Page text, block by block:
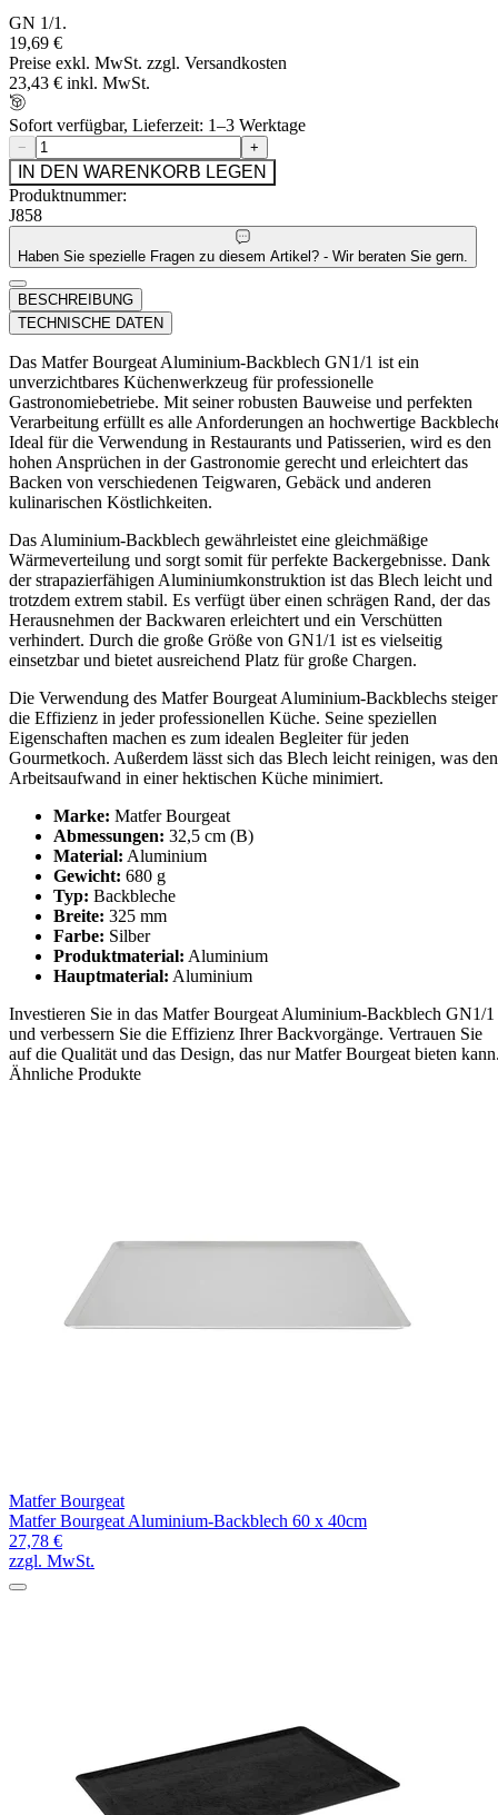
GN 1/1.
19,69 €
Preise exkl. MwSt. zzgl. Versandkosten
23,43 € inkl. MwSt.
Sofort verfügbar, Lieferzeit: 1–3 Werktage
− +
IN DEN WARENKORB LEGEN
Produktnummer:
J858
Haben Sie spezielle Fragen zu diesem Artikel? - Wir beraten Sie gern.
BESCHREIBUNG
TECHNISCHE DATEN
Das Matfer Bourgeat Aluminium-Backblech GN1/1 ist ein
unverzichtbares Küchenwerkzeug für professionelle
Gastronomiebetriebe. Mit seiner robusten Bauweise und perfekten
Verarbeitung erfüllt es alle Anforderungen an hochwertige
Ideal für die Verwendung in Restaurants und Patisserien, wird es den
hohen Ansprüchen in der Gastronomie gerecht und erleichtert das
Backen von verschiedenen Teigwaren, Gebäck und anderen
kulinarischen Köstlichkeiten.
Das Aluminium-Backblech gewährleistet eine gleichmäßige
Wärmeverteilung und sorgt somit für perfekte Backergebnisse. Dank
der strapazierfähigen Aluminiumkonstruktion ist das Blech leicht und
trotzdem extrem stabil. Es verfügt über einen schrägen Rand, der das
Herausnehmen der Backwaren erleichtert und ein Verschütten
verhindert. Durch die große Größe von GN1/1 ist es vielseitig
einsetzbar und bietet ausreichend Platz für große Chargen.
Die Verwendung des Matfer Bourgeat Aluminium-Backblechs
die Effizienz in jeder professionellen Küche. Seine speziellen
Eigenschaften machen es zum idealen Begleiter für jeden
Gourmetkoch. Außerdem lässt sich das Blech leicht reinigen, was den
Arbeitsaufwand in einer hektischen Küche minimiert.
Marke: Matfer Bourgeat
Abmessungen: 32,5 cm (B)
Material: Aluminium
Gewicht: 680 g
Typ: Backbleche
Breite: 325 mm
Farbe: Silber
Produktmaterial: Aluminium
Hauptmaterial: Aluminium
Investieren Sie in das Matfer Bourgeat Aluminium-Backblech GN1/1
und verbessern Sie die Effizienz Ihrer Backvorgänge. Vertrauen Sie
auf die Qualität und das Design, das nur Matfer Bourgeat bieten
Ähnliche Produkte
Matfer Bourgeat
Matfer Bourgeat Aluminium-Backblech 60 x 40cm
27,78 €
zzgl. MwSt.